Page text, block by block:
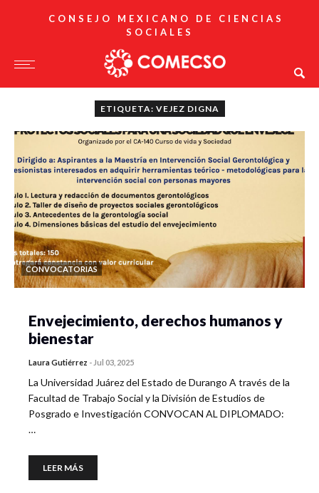
CONSEJO MEXICANO DE CIENCIAS
SOCIALES
ETIQUETA: VEJEZ DIGNA
CONVOCATORIAS
Envejecimiento, derechos humanos y
bienestar
Laura Gutiérrez - Jul 03, 2025
La Universidad Juárez del Estado de Durango A través de la
Facultad de Trabajo Social y la División de Estudios de
Posgrado e Investigación CONVOCAN AL DIPLOMADO:
…
LEER MÁS